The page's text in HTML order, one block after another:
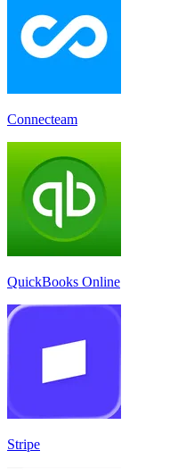
Connecteam
QuickBooks Online
Stripe